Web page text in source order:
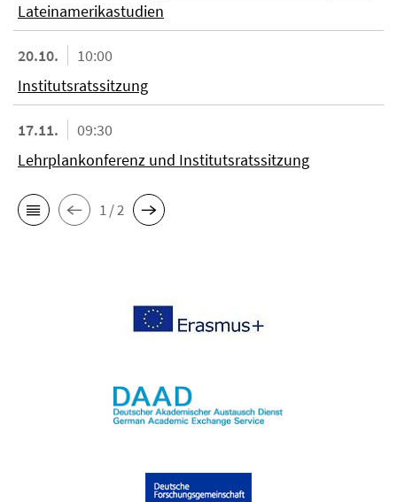
Lateinamerikastudien
20.10.
10:00
Institutsratssitzung
17.11.
09:30
Lehrplankonferenz und Institutsratssitzung
1 / 2